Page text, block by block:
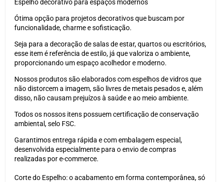
Espelho decorativo para espaços modernos
Ótima opção para projetos decorativos que buscam por
funcionalidade, charme e sofisticação.
Seja para a decoração de salas de estar, quartos ou escritórios,
esse item é referência de estilo, já que valoriza o ambiente,
proporcionando um espaço acolhedor e moderno.
Nossos produtos são elaborados com espelhos de vidros que
não distorcem a imagem, são livres de metais pesados e, além
disso, não causam prejuízos à saúde e ao meio ambiente.
Todos os nossos itens possuem certificação de conservação
ambiental, selo FSC.
Garantimos entrega rápida e com embalagem especial,
desenvolvida especialmente para o envio de compras
realizadas por e-commerce.
Corte do Espelho: o acabamento em forma contemporânea, só